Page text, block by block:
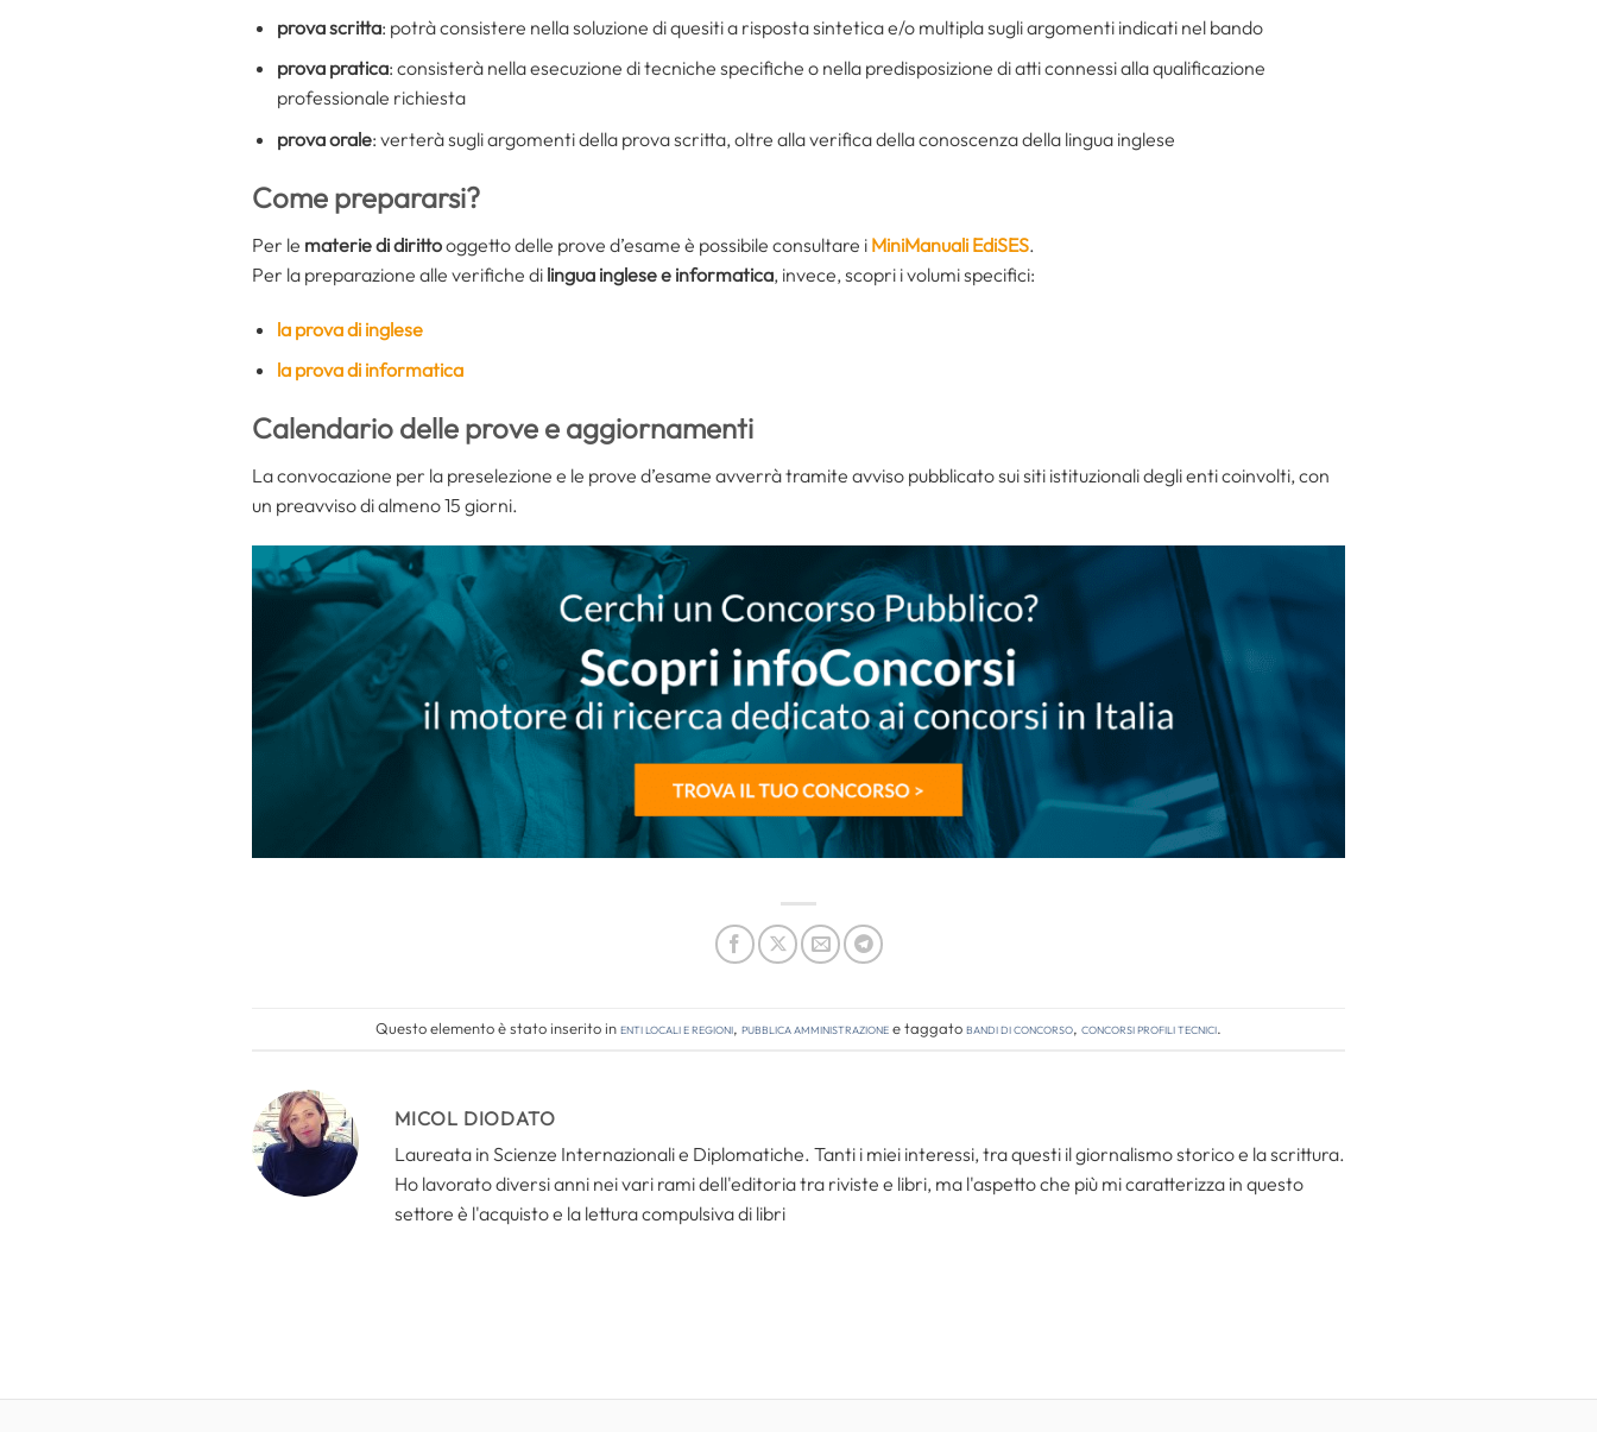
prova scritta: potrà consistere nella soluzione di quesiti a risposta sintetica e/o multipla sugli argomenti indicati nel bando
prova pratica: consisterà nella esecuzione di tecniche specifiche o nella predisposizione di atti connessi alla qualificazione
professionale richiesta
prova orale: verterà sugli argomenti della prova scritta, oltre alla verifica della conoscenza della lingua inglese
Come prepararsi?
Per le materie di dirittooggetto delle prove d’esame è possibile consultare i MiniManuali EdiSES.
Per la preparazione alle verifiche di lingua inglese e informatica, invece, scopri i volumi specifici:
la prova di inglese
la prova di informatica
Calendario delle prove e aggiornamenti
La convocazione per la preselezione e le prove d’esame avverrà tramite avviso pubblicato sui siti istituzionali degli enti coinvolti, con
un preavviso di almeno 15 giorni.
Questo elemento è stato inserito inEnti locali e regioni, Pubblica amministrazionee taggatobandi di concorso, concorsi profili tecnici.
MICOL DIODATO
Laureata in Scienze Internazionali e Diplomatiche. Tanti i miei interessi, tra questi il giornalismo storico e la scrittura.
Ho lavorato diversi anni nei vari rami dell'editoria tra riviste e libri, ma l'aspetto che più mi caratterizza in questo
settore è l'acquisto e la lettura compulsiva di libri